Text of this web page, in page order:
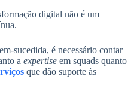
digital não é um
sucedida, é necessário contar
a expertise em squads quanto
que dão suporte às